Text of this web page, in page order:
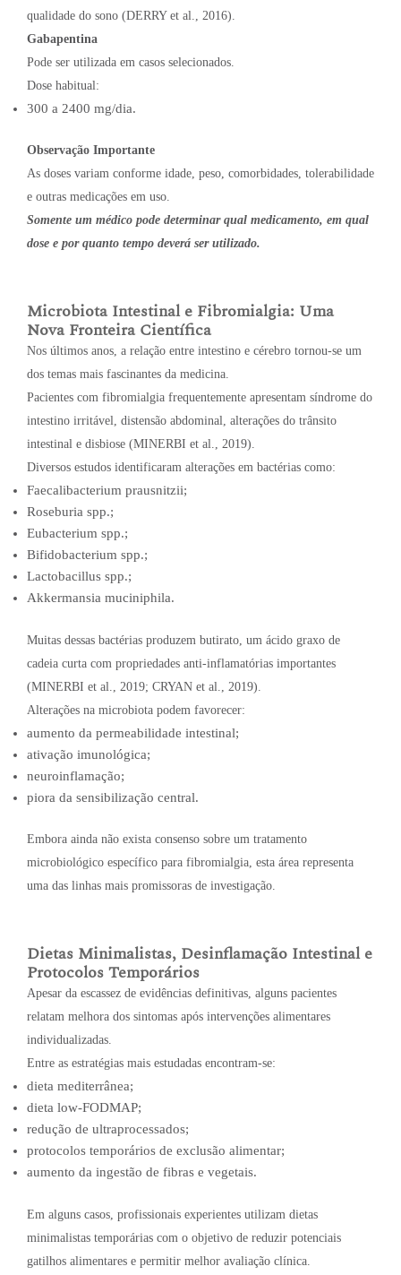
qualidade do sono (DERRY et al., 2016).
Gabapentina
Pode ser utilizada em casos selecionados.
Dose habitual:
300 a 2400 mg/dia.
Observação Importante
As doses variam conforme idade, peso, comorbidades, tolerabilidade
e outras medicações em uso.
Somente um médico pode determinar qual medicamento, em qual
dose e por quanto tempo deverá ser utilizado.
Microbiota Intestinal e Fibromialgia: Uma
Nova Fronteira Científica
Nos últimos anos, a relação entre intestino e cérebro tornou-se um
dos temas mais fascinantes da medicina.
Pacientes com fibromialgia frequentemente apresentam síndrome do
intestino irritável, distensão abdominal, alterações do trânsito
intestinal e disbiose (MINERBI et al., 2019).
Diversos estudos identificaram alterações em bactérias como:
Faecalibacterium prausnitzii;
Roseburia spp.;
Eubacterium spp.;
Bifidobacterium spp.;
Lactobacillus spp.;
Akkermansia muciniphila.
Muitas dessas bactérias produzem butirato, um ácido graxo de
cadeia curta com propriedades anti-inflamatórias importantes
(MINERBI et al., 2019; CRYAN et al., 2019).
Alterações na microbiota podem favorecer:
aumento da permeabilidade intestinal;
ativação imunológica;
neuroinflamação;
piora da sensibilização central.
Embora ainda não exista consenso sobre um tratamento
microbiológico específico para fibromialgia, esta área representa
uma das linhas mais promissoras de investigação.
Dietas Minimalistas, Desinflamação Intestinal e
Protocolos Temporários
Apesar da escassez de evidências definitivas, alguns pacientes
relatam melhora dos sintomas após intervenções alimentares
individualizadas.
Entre as estratégias mais estudadas encontram-se:
dieta mediterrânea;
dieta low-FODMAP;
redução de ultraprocessados;
protocolos temporários de exclusão alimentar;
aumento da ingestão de fibras e vegetais.
Em alguns casos, profissionais experientes utilizam dietas
minimalistas temporárias com o objetivo de reduzir potenciais
gatilhos alimentares e permitir melhor avaliação clínica.